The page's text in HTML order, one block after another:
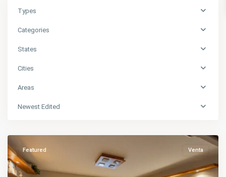
Types
Categories
States
Cities
Areas
Newest Edited
Featured Venta